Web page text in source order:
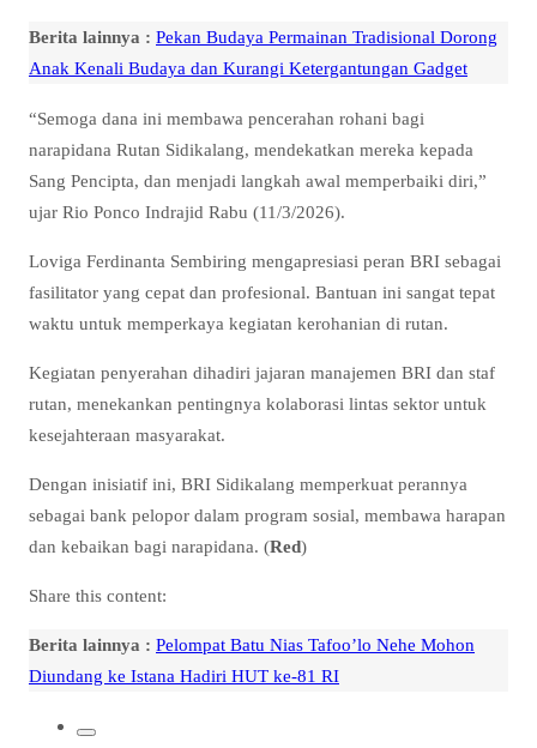
Berita lainnya : Pekan Budaya Permainan Tradisional Dorong
Anak Kenali Budaya dan Kurangi Ketergantungan Gadget
“Semoga dana ini membawa pencerahan rohani bagi
narapidana Rutan Sidikalang, mendekatkan mereka kepada
Sang Pencipta, dan menjadi langkah awal memperbaiki diri,”
ujar Rio Ponco Indrajid Rabu (11/3/2026).
Loviga Ferdinanta Sembiring mengapresiasi peran BRI sebagai
fasilitator yang cepat dan profesional. Bantuan ini sangat tepat
waktu untuk memperkaya kegiatan kerohanian di rutan.
Kegiatan penyerahan dihadiri jajaran manajemen BRI dan staf
rutan, menekankan pentingnya kolaborasi lintas sektor untuk
kesejahteraan masyarakat.
Dengan inisiatif ini, BRI Sidikalang memperkuat perannya
sebagai bank pelopor dalam program sosial, membawa harapan
dan kebaikan bagi narapidana. (Red)
Share this content:
Berita lainnya : Pelompat Batu Nias Tafoo’lo Nehe Mohon
Diundang ke Istana Hadiri HUT ke-81 RI